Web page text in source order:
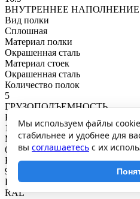
ВНУТРЕННЕЕ НАПОЛНЕНИЕ
Вид полки
Сплошная
Материал полки
Окрашенная сталь
Материал стоек
Окрашенная сталь
Количество полок
5
ГРУЗОПОДЪЕМНОСТЬ
Нагрузка на полку, кг
125
Максимальная общая нагрузка,
625
Нагрузка на секцию, кг
900
ПОКРЫТИЕ И ЦВЕТ
RAL
Мы используем файлы
стабильнее и удобнее для
вы соглашаетесь с их